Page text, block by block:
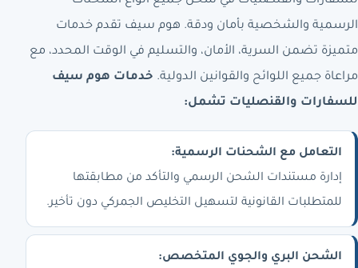
الرسمية والشخصية بأمان ودقة. هوم سيف تقدم خدمات
متميزة تضمن السرية، الأمان، والتسليم في الوقت المحدد، مع
مراعاة جميع اللوائح والقوانين الدولية. خدمات هوم سيف
للسفارات والقنصليات تشمل:
التعامل مع الشحنات الرسمية:
إدارة مستندات الشحن الرسمي والتأكد من مطابقتها
للمتطلبات القانونية لتسهيل التخليص الجمركي دون تأخير.
الشحن البري والجوي المتخصص: